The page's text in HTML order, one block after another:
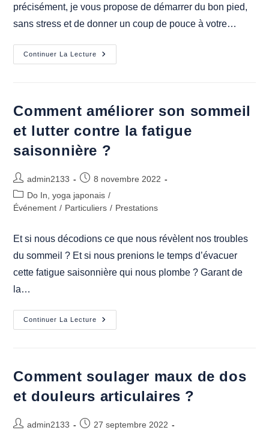
précisément, je vous propose de démarrer du bon pied,
sans stress et de donner un coup de pouce à votre…
Continuer La Lecture
Comment
Booster
Comment améliorer son sommeil
et lutter contre la fatigue
saisonnière ?
Auteur/autrice
de
la
admin2133
Publication
publiée :
8 novembre 2022
Post
category:
Do In, yoga japonais /
Événement / Particuliers / Prestations
Et si nous décodions ce que nous révèlent nos troubles
du sommeil ? Et si nous prenions le temps d’évacuer
cette fatigue saisonnière qui nous plombe ? Garant de
la…
Continuer La Lecture
Comment
Améliorer
Contre
La
Fatigue
Saisonnière
?
Comment soulager maux de dos
et douleurs articulaires ?
Auteur/autrice
admin2133
Publication
27 septembre 2022